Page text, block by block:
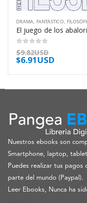
DRAMA, FANTÁSTICO,
0out of 5
$9.82USD
$6.91USD
Nuestros ebooks son
Smartphone, laptop,
Puedes realizar tus pagos
parte del mundo (Paypal).
Leer Ebooks, Nunca ha